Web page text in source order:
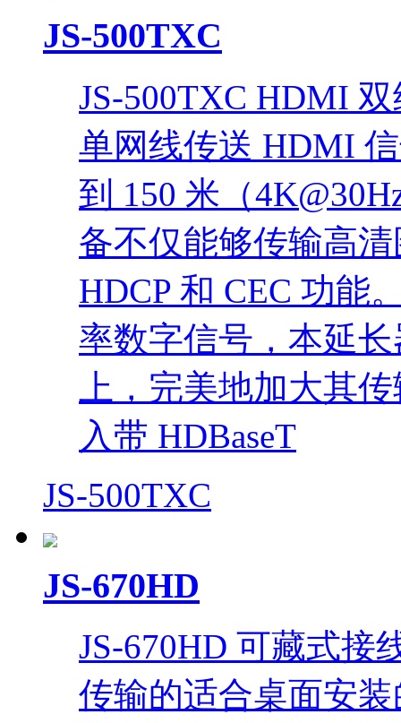
JS-500TXC
JS-500TXC HDMI
单网线传送 HDMI
到 150 米（
备不仅能够传输高
HDCP 和 CEC 功能
率数字信号，本延
上，完美地加大其
入带 HDBaseT
JS-500TXC
JS-670HD
JS-670HD 可藏式接
传输的适合桌面安